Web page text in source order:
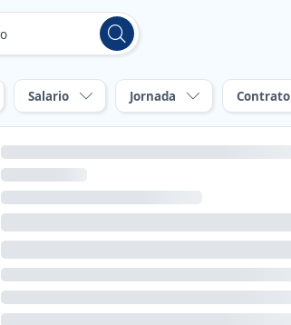
Salario Jornada Contrato